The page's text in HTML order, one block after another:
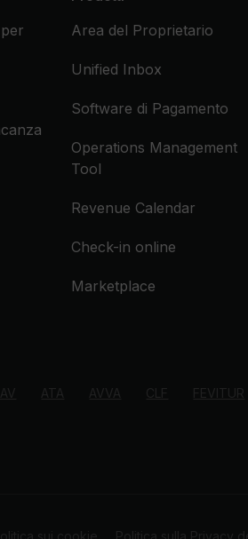
Area del Proprietario
Unified Inbox
Software di Pagamento
Operations Management
Tool
Revenue Calendar
Check-in online
Marketplace
ATA AVVA CLF FEVITUR
sui cookie Politica sulla Privacy